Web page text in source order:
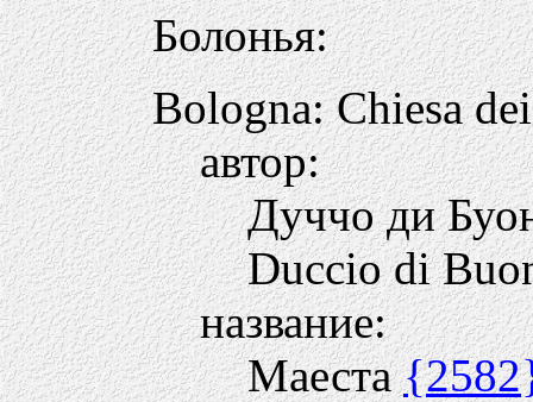
Болонья:
Bologna: Chiesa
автор:
Дуччо ди
Duccio di
название:
Маеста